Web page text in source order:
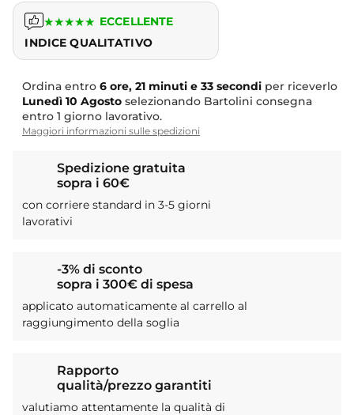
★★★★★ ECCELLENTE
INDICE QUALITATIVO
Ordina entro 6 ore, 21 minuti e 33 secondi per riceverlo
Lunedì 10 Agosto selezionando Bartolini consegna
entro 1 giorno lavorativo.
Maggiori informazioni sulle spedizioni
Spedizione gratuita
sopra i 60€
con corriere standard in 3-5 giorni
lavorativi
-3% di sconto
sopra i 300€ di spesa
applicato automaticamente al carrello al
raggiungimento della soglia
Rapporto
qualità/prezzo garantiti
valutiamo attentamente la qualità di